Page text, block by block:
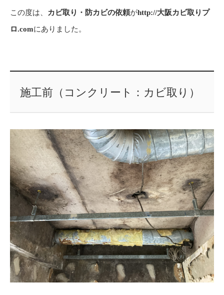
この度は、 カビ取り・防カビの依頼がhttp://大阪カビ取りプ
ロ.comにありました。
施工前（コンクリート：カビ取り）